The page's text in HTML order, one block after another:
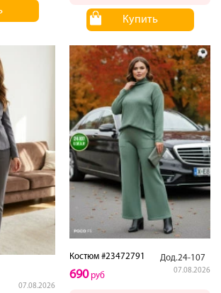
Купить
07.08.2026
Костюм #23472791 Дод.24-107
07.08.2026
690руб